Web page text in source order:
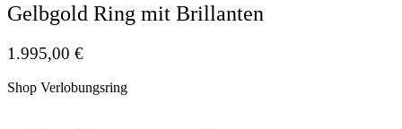
Gelbgold Ring mit Brillanten
1.995,00 €
Shop Verlobungsring